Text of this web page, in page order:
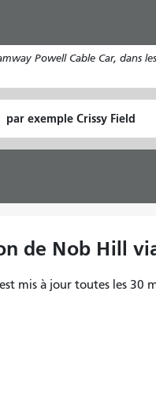
Powell Cable Car, dans
final
Comment
je
de Nob Hill
mis à jour toutes les 30